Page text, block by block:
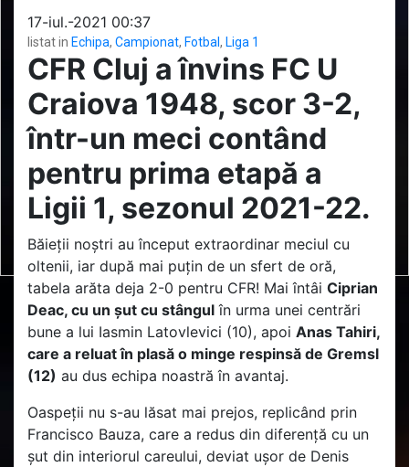
17-iul.-2021 00:37
listat in Echipa, Campionat, Fotbal , Liga 1
CFR Cluj a învins FC U
Craiova 1948, scor 3-2,
într-un meci contând
pentru prima etapă a
Ligii 1, sezonul 2021-22.
Băieții noștri au început extraordinar meciul cu
oltenii, iar după mai puțin de un sfert de oră,
tabela arăta deja 2-0 pentru CFR! Mai întâi Ciprian
Deac, cu un șut cu stângul în urma unei centrări
bune a lui Iasmin Latovlevici (10), apoi Anas Tahiri,
care a reluat în plasă o minge respinsă de Gremsl
(12) au dus echipa noastră în avantaj.
Oaspeții nu s-au lăsat mai prejos, replicând prin
Francisco Bauza, care a redus din diferență cu un
șut din interiorul careului, deviat ușor de Denis